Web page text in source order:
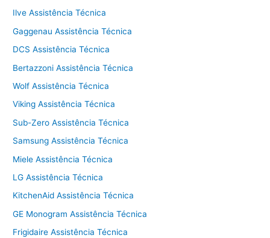
Ilve Assistência Técnica
Gaggenau Assistência Técnica
DCS Assistência Técnica
Bertazzoni Assistência Técnica
Wolf Assistência Técnica
Viking Assistência Técnica
Sub-Zero Assistência Técnica
Samsung Assistência Técnica
Miele Assistência Técnica
LG Assistência Técnica
KitchenAid Assistência Técnica
GE Monogram Assistência Técnica
Frigidaire Assistência Técnica